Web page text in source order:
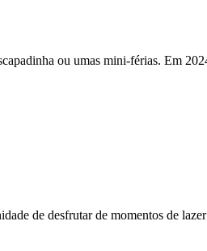
ou umas mini-férias. Em
de desfrutar de momentos de